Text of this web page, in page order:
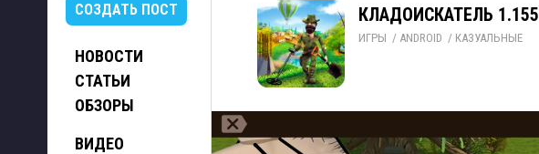
СОЗДАТЬ ПОСТ
НОВОСТИ
СТАТЬИ
ОБЗОРЫ
ВИДЕО
КЛАДОИСКАТЕЛЬ 1.155
ИГРЫ / ANDROID / КАЗУАЛЬНЫЕ